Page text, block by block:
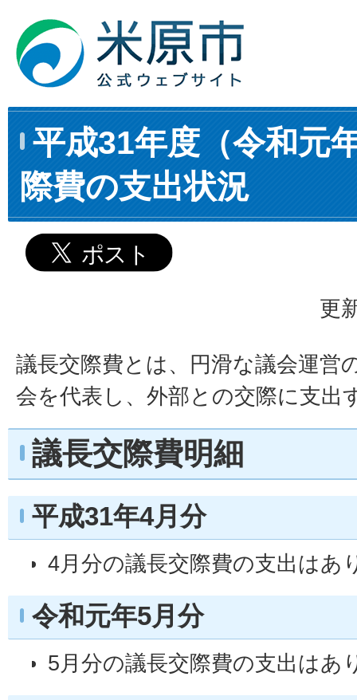
平成31年度（令和元
際費の支出状況
更
議長交際費とは、円滑な議会運営
会を代表し、外部との交際に支出
議長交際費明細
平成31年4月分
4月分の議長交際費の支出はあ
令和元年5月分
5月分の議長交際費の支出はあ